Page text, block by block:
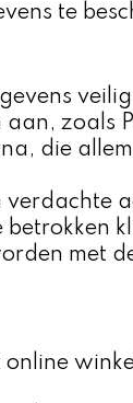
te
zoals
die
betrokken
met